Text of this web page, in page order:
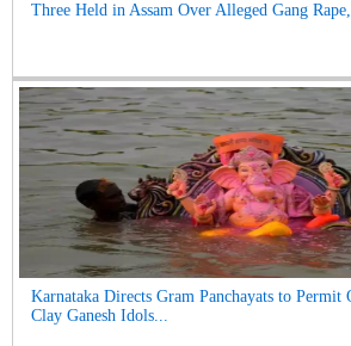
Three Held in Assam Over Alleged Gang
Karnataka Directs Gram Panchayats to
Clay Ganesh Idols...